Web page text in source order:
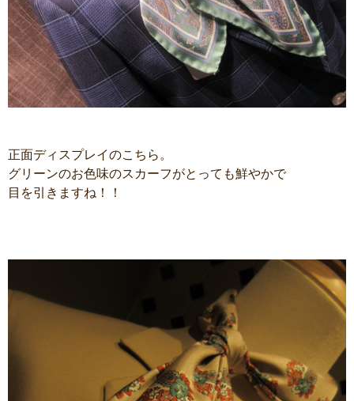
正面ディスプレイのこちら。
グリーンのお色味のスカーフがとっても鮮やかで
目を引きますね！！